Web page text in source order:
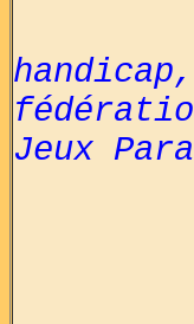
Jeux